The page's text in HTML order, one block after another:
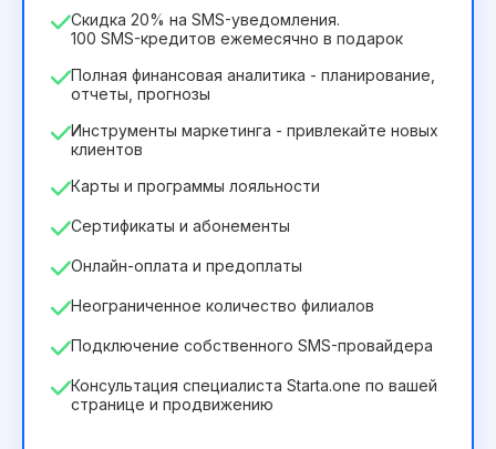
Скидка 20% на SMS-уведомления.
100 SMS-кредитов ежемесячно в подарок
Полная финансовая аналитика - планирование,
отчеты, прогнозы
Инструменты маркетинга - привлекайте новых
клиентов
Карты и программы лояльности
Сертификаты и абонементы
Онлайн-оплата и предоплаты
Неограниченное количество филиалов
Подключение собственного SMS-провайдера
Консультация специалиста Starta.one по вашей
странице и продвижению